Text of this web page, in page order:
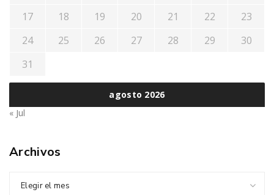
agosto 2026
17
18 19 20 21 22
23
24
25 26 27 28 29
30
31
« Jul
Archivos
Elegir el mes